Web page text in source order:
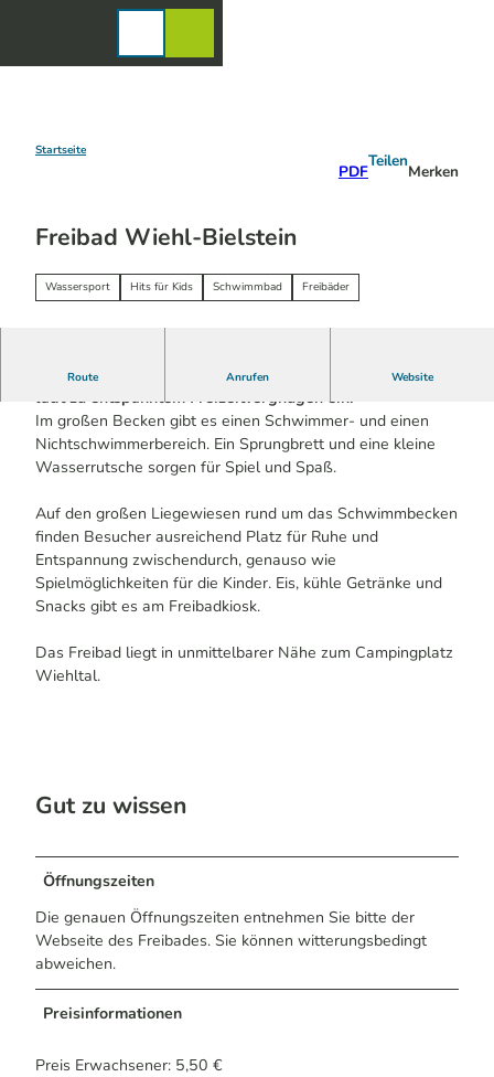
Startseite
PDF
Teilen
Merken
Freibad Wiehl-Bielstein
Wassersport Hits für Kids Schwimmbad Freibäder
Route Anrufen Website
Das Bielsteiner Freibad liegt idyllisch am Waldrand und
lädt zu entspanntem Freizeitvergnügen ein.
Im großen Becken gibt es einen Schwimmer- und einen
Nichtschwimmerbereich. Ein Sprungbrett und eine kleine
Wasserrutsche sorgen für Spiel und Spaß.
Auf den großen Liegewiesen rund um das Schwimmbecken
finden Besucher ausreichend Platz für Ruhe und
Entspannung zwischendurch, genauso wie
Spielmöglichkeiten für die Kinder. Eis, kühle Getränke und
Snacks gibt es am Freibadkiosk.
Das Freibad liegt in unmittelbarer Nähe zum Campingplatz
Wiehltal.
Gut zu wissen
Öffnungszeiten
Die genauen Öffnungszeiten entnehmen Sie bitte der
Webseite des Freibades. Sie können witterungsbedingt
abweichen.
Preisinformationen
Preis Erwachsener: 5,50 €